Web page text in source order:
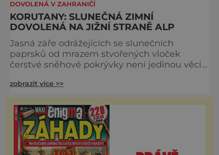
DOVOLENÁ V ZAHRANIČÍ
KORUTANY: SLUNEČNÁ ZIMNÍ
DOVOLENÁ NA JIŽNÍ STRANĚ ALP
Jasná záře odrážejících se slunečních
paprsků od mrazem stvořených vloček
čerstvé sněhové pokrývky není jedinou věcí,
až doposud jste si neuvědomili, že krásná
krajina Korutan je od českých hranic doslova
za humny a nabízí nepřeberné množství
zasněžených svahů, snoubené s vyhlášenou
jižanskou pohostinností a korutanskou
alpsko-jadranskou kuchyní…
zobrazit více >>